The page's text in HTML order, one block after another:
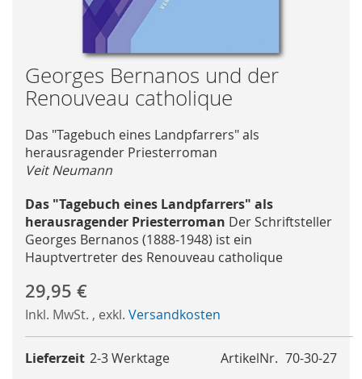
Skip
to
the
of
the
images
Georges Bernanos und der
Renouveau catholique
Das "Tagebuch eines Landpfarrers" als
herausragender Priesterroman
Veit Neumann
Das "Tagebuch eines Landpfarrers" als
herausragender Priesterroman Der Schriftsteller
Georges Bernanos (1888-1948) ist ein
Hauptvertreter des Renouveau catholique
29,95 €
Inkl. MwSt. , exkl. Versandkosten
ArtikelNr. 70-30-27
Lieferzeit 2-3 Werktage